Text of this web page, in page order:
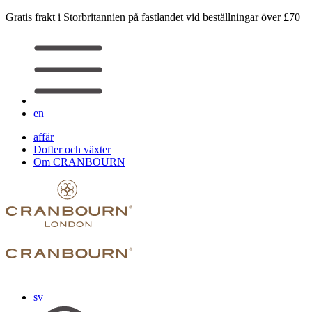
Gratis frakt i Storbritannien på fastlandet vid beställningar över £70
en
affär
Dofter och växter
Om CRANBOURN
sv